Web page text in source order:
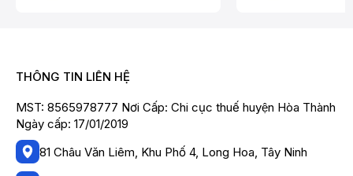
THÔNG TIN LIÊN HỆ
MST: 8565978777 Nơi Cấp: Chi cục thuế huyện Hòa Thành
Ngày cấp: 17/01/2019
81 Châu Văn Liêm, Khu Phố 4, Long Hoa, Tây Ninh